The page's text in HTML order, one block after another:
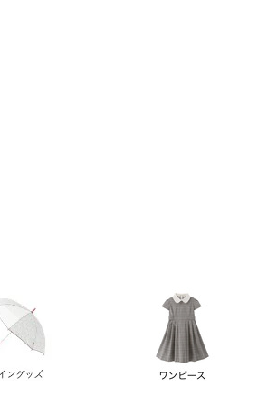
順 価格が高い順 優先度順 レビュー順